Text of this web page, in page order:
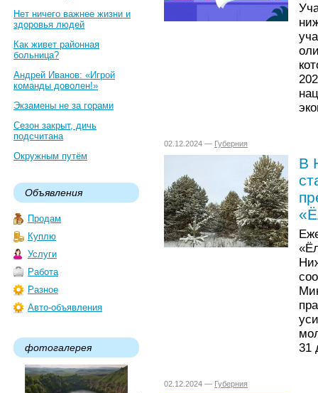
Нет ничего важнее жизни и
здоровья людей
Как живет районная
больница?
Андрей Иванов: «Игрой
команды доволен!»
Экзамены не за горами
Сезон закрыт, дичь
подсчитана
Окружным путём
Объявления
Продам
Куплю
Услуги
Работа
Разное
Авто-объявления
фотогалерея
02.12.2024 — Губерния
В
31
02.12.2024 — Губерния